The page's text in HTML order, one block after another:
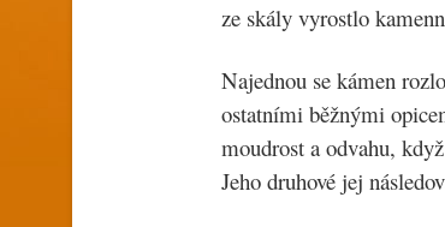
ze skály vyrostlo
Najednou se kámen
ostatními běžnými
moudrost a odvahu,
Jeho druhové jej